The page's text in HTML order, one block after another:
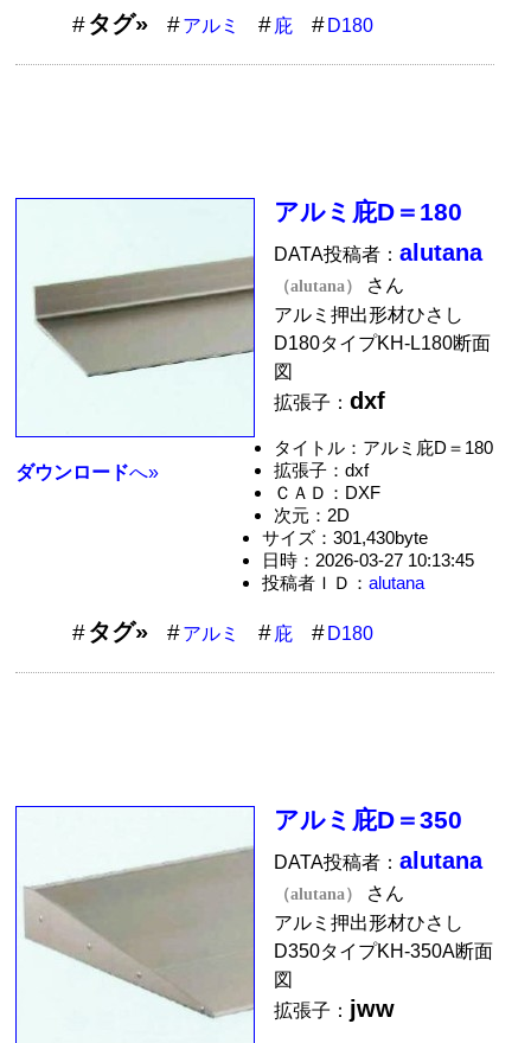
タグ» アルミ 庇 D180
ダウンロードへ»
アルミ庇D＝180
DATA投稿者：alutana
（alutana）
さん
アルミ押出形材ひさし
D180タイプKH-L180断面
図
拡張子：dxf
タイトル：アルミ庇D＝180
拡張子：dxf
ＣＡＤ：DXF
次元：2D
サイズ：301,430byte
日時：2026-03-27 10:13:45
投稿者ＩＤ： alutana
タグ» アルミ 庇 D180
アルミ庇D＝350
DATA投稿者：alutana
（alutana）
さん
アルミ押出形材ひさし
D350タイプKH-350A断面
図
拡張子： jww